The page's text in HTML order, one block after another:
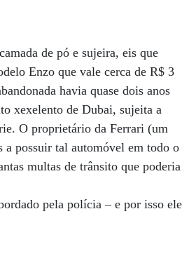
de pó e sujeira, eis que
Enzo que vale cerca de R$ 3
havia quase dois anos
xexelento de Dubai, sujeita a
O proprietário da Ferrari (um
a possuir tal automóvel em todo o
multas de trânsito que poderia
pela polícia – e por isso ele